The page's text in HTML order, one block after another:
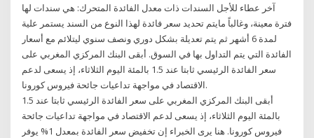
آخر عطاء للأجل السندات ذات معدل الفائدة المتحرك: هي سندات لها
فترة معينة، وغالباً مايتم تحديد سعر فائدة لهذا النوع من السند يستمر علية
لمدة 6 أشهر ثم يتم تعديلة بشكل دوري ونصف سنوي ليتلائم مع أسعار
الفائدة التي يتم التداول بها في السوق. أبقى البنك المركزي المغربي على
سعر الفائدة الرئيسي ثابتا عند 1.5 بالمئة اليوم الثلاثاء، إذ يسعى لدعم
الاقتصاد في مواجهة تداعيات جائحة فيروس كورونا.
أبقى البنك المركزي المغربي على سعر الفائدة الرئيسي ثابتا عند 1.5
بالمئة اليوم الثلاثاء، إذ يسعى لدعم الاقتصاد في مواجهة تداعيات جائحة
فيروس كورونا. هنا يرى الخبراء إن تخفيض سعر الفائدة بمعدل 1% يوفر